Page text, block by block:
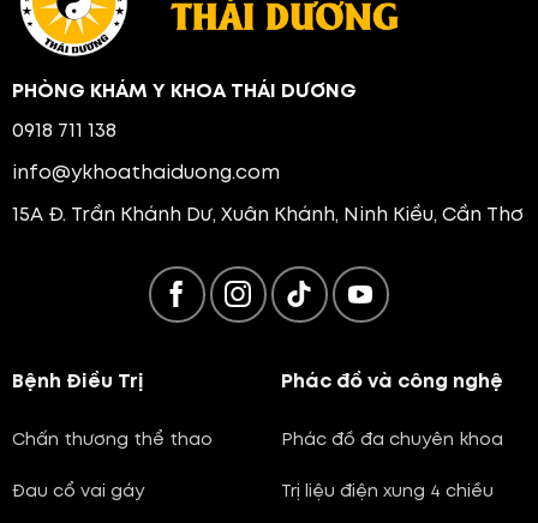
PHÒNG KHÁM Y KHOA THÁI DƯƠNG
0918 711 138
info@ykhoathaiduong.com
15A Đ. Trần Khánh Dư, Xuân Khánh, Ninh Kiều, Cần Thơ
Bệnh Điều Trị
Chấn thương thể thao
Đau cổ vai gáy
Phác đồ và công nghệ
Phác đồ đa chuyên khoa
Trị liệu điện xung 4 chiều